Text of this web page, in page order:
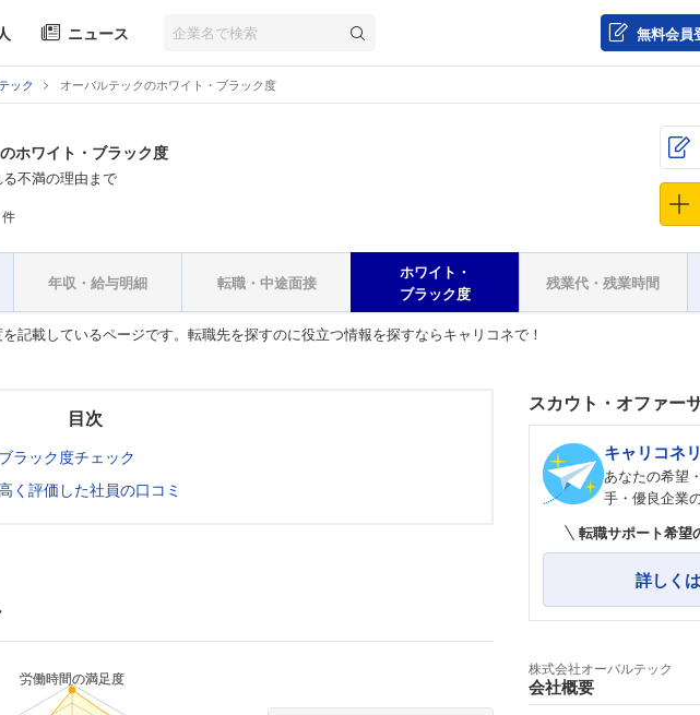
ニュース 無料会員
ック オーバルテックのホワイト・ブラック度
のホワイト・ブラック度
不満の理由まで
件
年収・給与明細 転職・中途面接
ホワイト・
ブラック度
残業代・残業時間
記載しているページです。転職先を探すのに役立つ情報を探すならキャリコネで！
目次
ラック度チェック
く評価した社員の口コミ
スカウト・オファー
キャリコネ
あなたの希望
手・優良企業
転職サポート希望
詳しく
株式会社オーバルテック
会社概要